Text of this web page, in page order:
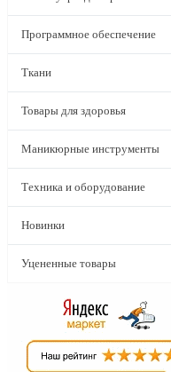
Программное обеспечение
Ткани
Товары для здоровья
Маникюрные инструменты
Техника и оборудование
Новинки
Уцененные товары